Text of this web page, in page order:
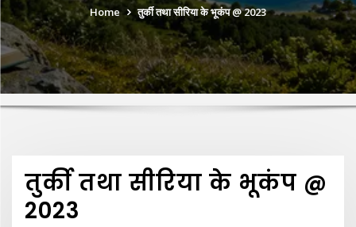
Home तुर्की तथा सीरिया के भूकंप @ 2023
तुर्की तथा सीरिया के भूकंप @
2023